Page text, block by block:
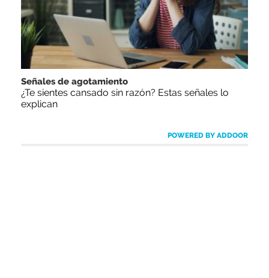
Señales de agotamiento
¿Te sientes cansado sin razón? Estas señales lo
explican
POWERED BY ADDOOR